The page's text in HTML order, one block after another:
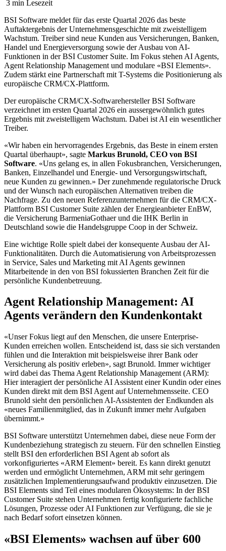
3 min Lesezeit
BSI Software meldet für das erste Quartal 2026 das beste
Auftaktergebnis der Unternehmensgeschichte mit zweistelligem
Wachstum. Treiber sind neue Kunden aus Versicherungen, Banken,
Handel und Energieversorgung sowie der Ausbau von AI-
Funktionen in der BSI Customer Suite. Im Fokus stehen AI Agents,
Agent Relationship Management und modulare «BSI Elements».
Zudem stärkt eine Partnerschaft mit T-Systems die Positionierung als
europäische CRM/CX-Plattform.
Der europäische CRM/CX-Softwarehersteller BSI Software
verzeichnet im ersten Quartal 2026 ein aussergewöhnlich gutes
Ergebnis mit zweistelligem Wachstum. Dabei ist AI ein wesentlicher
Treiber.
«Wir haben ein hervorragendes Ergebnis, das Beste in einem ersten
Quartal überhaupt», sagte Markus Brunold, CEO von BSI
Software. «Uns gelang es, in allen Fokusbranchen, Versicherungen,
Banken, Einzelhandel und Energie- und Versorgungswirtschaft,
neue Kunden zu gewinnen.» Der zunehmende regulatorische Druck
und der Wunsch nach europäischen Alternativen treiben die
Nachfrage. Zu den neuen Referenzunternehmen für die CRM/CX-
Plattform BSI Customer Suite zählen der Energieanbieter EnBW,
die Versicherung BarmeniaGothaer und die IHK Berlin in
Deutschland sowie die Handelsgruppe Coop in der Schweiz.
Eine wichtige Rolle spielt dabei der konsequente Ausbau der AI-
Funktionalitäten. Durch die Automatisierung von Arbeitsprozessen
in Service, Sales und Marketing mit AI Agents gewinnen
Mitarbeitende in den von BSI fokussierten Branchen Zeit für die
persönliche Kundenbetreuung.
Agent Relationship Management: AI
Agents verändern den Kundenkontakt
«Unser Fokus liegt auf den Menschen, die unsere Enterprise-
Kunden erreichen wollen. Entscheidend ist, dass sie sich verstanden
fühlen und die Interaktion mit beispielsweise ihrer Bank oder
Versicherung als positiv erleben», sagt Brunold. Immer wichtiger
wird dabei das Thema Agent Relationship Management (ARM):
Hier interagiert der persönliche AI Assistent einer Kundin oder eines
Kunden direkt mit dem BSI Agent auf Unternehmensseite. CEO
Brunold sieht den persönlichen AI-Assistenten der Endkunden als
«neues Familienmitglied, das in Zukunft immer mehr Aufgaben
übernimmt.»
BSI Software unterstützt Unternehmen dabei, diese neue Form der
Kundenbeziehung strategisch zu steuern. Für den schnellen Einstieg
stellt BSI den erforderlichen BSI Agent ab sofort als
vorkonfiguriertes «ARM Element» bereit. Es kann direkt genutzt
werden und ermöglicht Unternehmen, ARM mit sehr geringem
zusätzlichen Implementierungsaufwand produktiv einzusetzen. Die
BSI Elements sind Teil eines modularen Ökosystems: In der BSI
Customer Suite stehen Unternehmen fertig konfigurierte fachliche
Lösungen, Prozesse oder AI Funktionen zur Verfügung, die sie je
nach Bedarf sofort einsetzen können.
«BSI Elements» wachsen auf über 600